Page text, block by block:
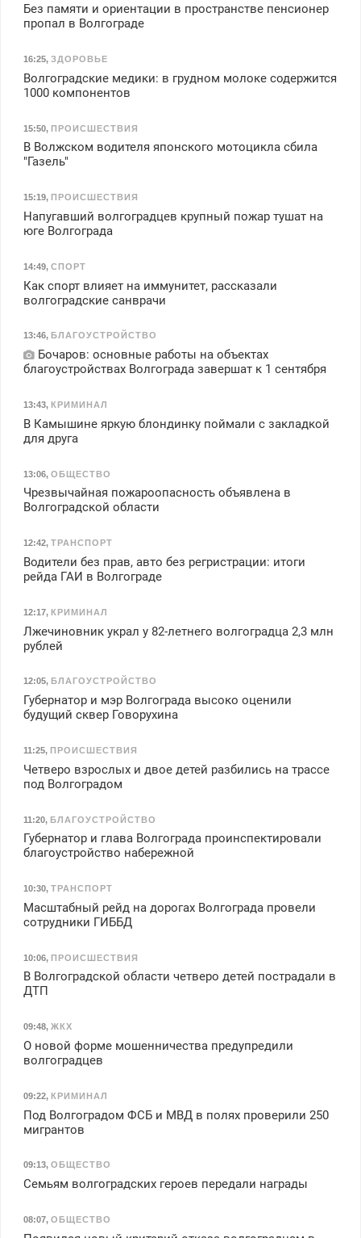
Без памяти и ориентации в пространстве пенсионер
пропал в Волгограде
16:25, ЗДОРОВЬЕ
Волгоградские медики: в грудном молоке содержится
1000 компонентов
15:50, ПРОИСШЕСТВИЯ
В Волжском водителя японского мотоцикла сбила
"Газель"
15:19, ПРОИСШЕСТВИЯ
Напугавший волгоградцев крупный пожар тушат на
юге Волгограда
14:49, СПОРТ
Как спорт влияет на иммунитет, рассказали
волгоградские санврачи
13:46, БЛАГОУСТРОЙСТВО
Бочаров: основные работы на объектах
благоустройствах Волгограда завершат к 1 сентября
13:43, КРИМИНАЛ
В Камышине яркую блондинку поймали с закладкой
для друга
13:06, ОБЩЕСТВО
Чрезвычайная пожароопасность объявлена в
Волгоградской области
12:42, ТРАНСПОРТ
Водители без прав, авто без регристрации: итоги
рейда ГАИ в Волгограде
12:17, КРИМИНАЛ
Лжечиновник украл у 82-летнего волгоградца 2,3 млн
рублей
12:05, БЛАГОУСТРОЙСТВО
Губернатор и мэр Волгограда высоко оценили
будущий сквер Говорухина
11:25, ПРОИСШЕСТВИЯ
Четверо взрослых и двое детей разбились на трассе
под Волгоградом
11:20, БЛАГОУСТРОЙСТВО
Губернатор и глава Волгограда проинспектировали
благоустройство набережной
10:30, ТРАНСПОРТ
Масштабный рейд на дорогах Волгограда провели
сотрудники ГИББД
10:06, ПРОИСШЕСТВИЯ
В Волгоградской области четверо детей пострадали в
ДТП
09:48, ЖКХ
О новой форме мошенничества предупредили
волгоградцев
09:22, КРИМИНАЛ
Под Волгоградом ФСБ и МВД в полях проверили 250
мигрантов
09:13, ОБЩЕСТВО
Семьям волгоградских героев передали награды
08:07, ОБЩЕСТВО